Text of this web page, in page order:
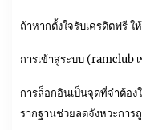
ถ้าหากตั้งใจรับเครดิตฟรี
การเข้าสู่ระบบ (ramclub
การล็อกอินเป็นจุดที่จำต้
รากฐานช่วยลดจังหวะการ